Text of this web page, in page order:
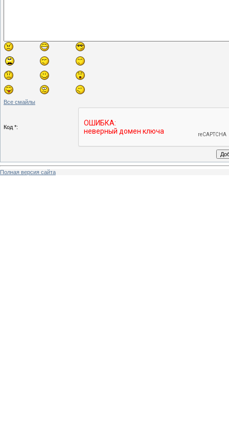
Все смайлы
Код *:
Полная версия сайта